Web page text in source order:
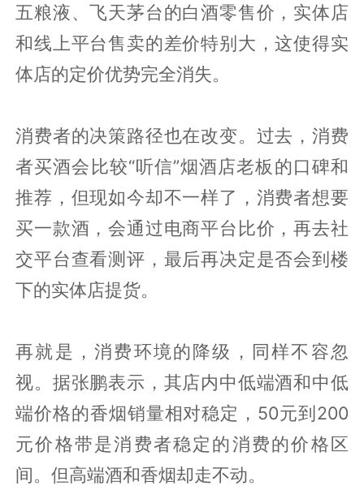
五粮液、飞天茅台的白酒零售价，实体店
和线上平台售卖的差价特别大，这使得实
体店的定价优势完全消失。
消费者的决策路径也在改变。过去，消费
者买酒会比较“听信”烟酒店老板的口碑和
推荐，但现如今却不一样了，消费者想要
买一款酒，会通过电商平台比价，再去社
交平台查看测评，最后再决定是否会到楼
下的实体店提货。
再就是，消费环境的降级，同样不容忽
视。据张鹏表示，其店内中低端酒和中低
端价格的香烟销量相对稳定，50元到200
元价格带是消费者稳定的消费的价格区
间。但高端酒和香烟却走不动。